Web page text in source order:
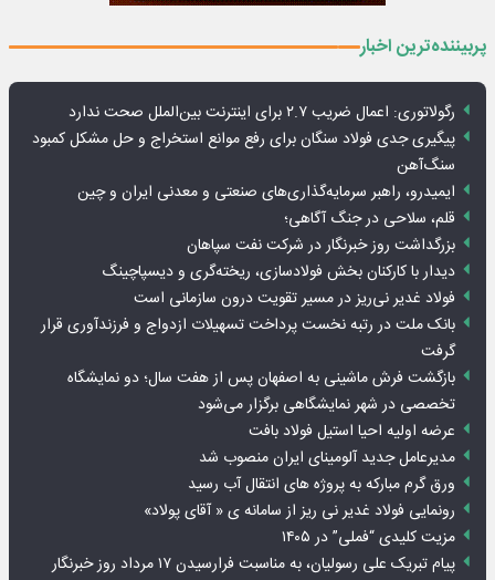
پربیننده‌ترین اخبار
رگولاتوری: اعمال ضریب ۲.۷ برای اینترنت بین‌الملل صحت ندارد
پیگیری جدی فولاد سنگان برای رفع موانع استخراج و حل مشکل کمبود
سنگ‌آهن
ایمیدرو، راهبر سرمایه‌گذاری‌های صنعتی و معدنی ایران و چین
قلم، سلاحی در جنگ آگاهی؛
بزرگداشت روز خبرنگار در شرکت نفت سپاهان
دیدار با کارکنان بخش فولادسازی، ریخته‌گری و دیسپاچینگ
فولاد غدیر نی‌ریز در مسیر تقویت درون سازمانی است
بانک ملت در رتبه نخست پرداخت تسهیلات ازدواج و فرزندآوری قرار
گرفت
بازگشت فرش ماشینی به اصفهان پس از هفت سال؛ دو نمایشگاه
تخصصی در شهر نمایشگاهی برگزار می‌شود
عرضه اولیه احیا استیل فولاد بافت
مدیرعامل جدید آلومینای ایران منصوب شد
ورق گرم مبارکه به پروژه های انتقال آب رسید
رونمایی فولاد غدیر نی ریز از سامانه ی « آقای پولاد»
مزیت کلیدی “فملی” در ۱۴۰۵
پیام تبریک علی رسولیان، به مناسبت فرارسیدن ۱۷ مرداد روز خبرنگار